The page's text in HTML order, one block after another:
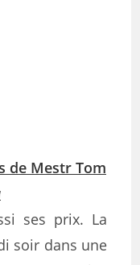
de Mestr Tom
ses prix. La
soir dans une